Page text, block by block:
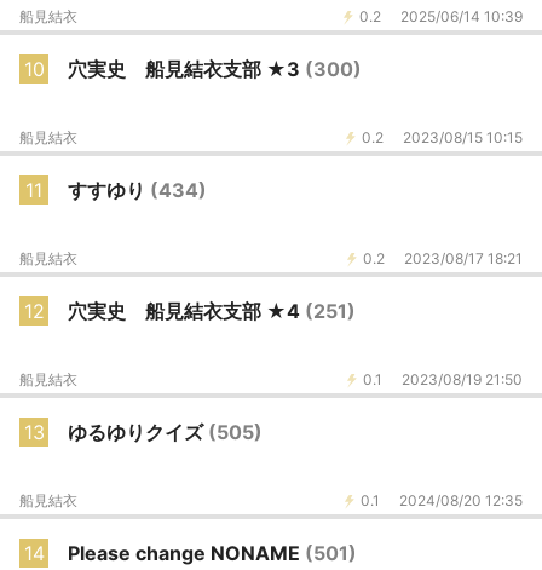
0.2 2025/06/14 10:39
船見結衣
10 穴実史 船見結衣支部 ★3 (300)
0.2 2023/08/15 10:15
船見結衣
11 すすゆり (434)
0.2 2023/08/17 18:21
船見結衣
12 穴実史 船見結衣支部 ★4 (251)
0.1 2023/08/19 21:50
船見結衣
13 ゆるゆりクイズ (505)
0.1 2024/08/20 12:35
船見結衣
14 Please change NONAME (501)